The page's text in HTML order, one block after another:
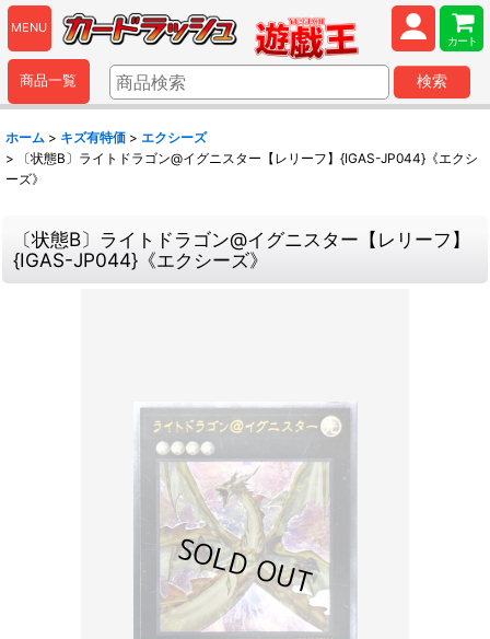
MENU
カート
商品一覧 検索
ホーム > キズ有特価 > エクシーズ
>
〔状態B〕ライトドラゴン@イグニスター【レリーフ】{IGAS-JP044}《エクシ
ーズ》
〔状態B〕ライトドラゴン@イグニスター【レリーフ】
{IGAS-JP044}《エクシーズ》